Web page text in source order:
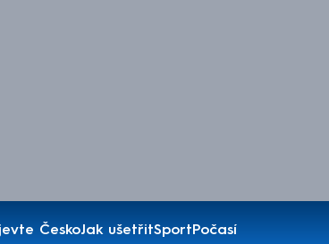
ČeskoJak ušetřitSportPočasí